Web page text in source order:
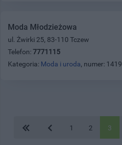
Moda Młodzieżowa
ul. Żwirki 25, 83-110 Tczew
Telefon: 7771115
Kategoria: Moda i uroda, numer: 1419
1 2 3